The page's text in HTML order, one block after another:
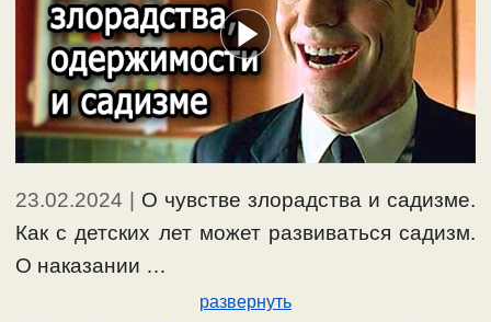
23.02.2024 | О чувстве злорадства и садизме.
Как с детских лет может развиваться садизм.
О наказании …
развернуть